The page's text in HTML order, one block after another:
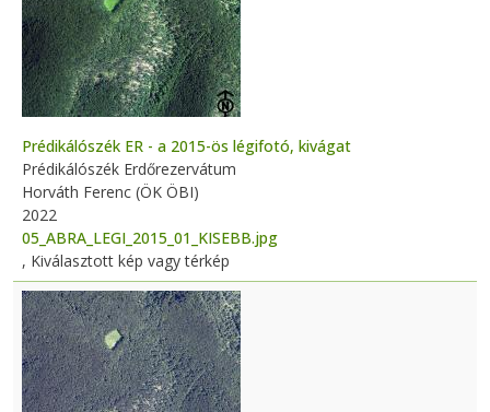
Prédikálószék ER - a 2015-ös légifotó, kivágat
Prédikálószék Erdőrezervátum
Horváth Ferenc (ÖK ÖBI)
2022
05_ABRA_LEGI_2015_01_KISEBB.jpg
, Kiválasztott kép vagy térkép